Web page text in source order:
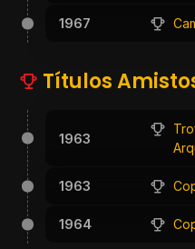
1967
Títulos
1963
1963
1964